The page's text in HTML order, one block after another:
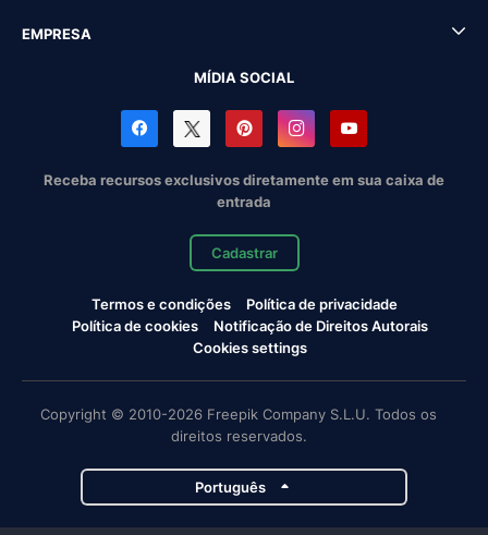
EMPRESA
MÍDIA SOCIAL
Receba recursos exclusivos diretamente em sua caixa de
entrada
Cadastrar
Termos e condições
Política de privacidade
Política de cookies
Notificação de Direitos Autorais
Cookies settings
Copyright © 2010-2026 Freepik Company S.L.U. Todos os
direitos reservados.
Português